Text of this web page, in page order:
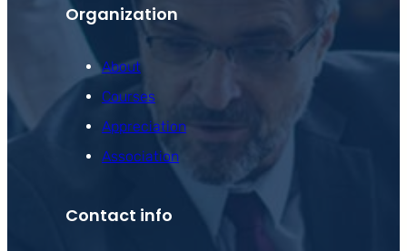
Organization
About
Courses
Appreciation
Association
Contact info